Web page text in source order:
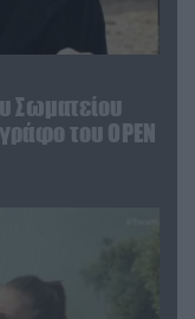
Σωματείου
του OPEN